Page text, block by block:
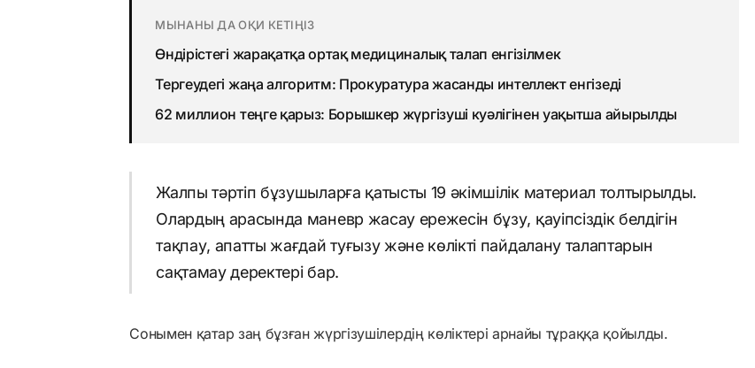
МЫНАНЫ ДА ОҚИ КЕТІҢІЗ
Өндірістегі жарақатқа ортақ медициналық талап енгізілмек
Тергеудегі жаңа алгоритм: Прокуратура жасанды интеллект енгізеді
62 миллион теңге қарыз: Борышкер жүргізуші куәлігінен уақытша айырылды
Жалпы тәртіп бұзушыларға қатысты 19 әкімшілік материал толтырылды.
Олардың арасында маневр жасау ережесін бұзу, қауіпсіздік белдігін
тақпау, апатты жағдай туғызу және көлікті пайдалану талаптарын
сақтамау деректері бар.
Сонымен қатар заң бұзған жүргізушілердің көліктері арнайы тұраққа қойылды.